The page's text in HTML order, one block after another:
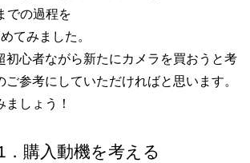
での過程を
てみました。
初心者ながら新たにカメラを買おうと考
ご参考にしていただければと思います。
しょう！
．購入動機を考える